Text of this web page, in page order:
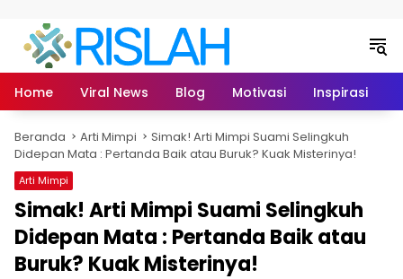
Home Viral News Blog Motivasi Inspirasi
Beranda Arti Mimpi
Simak! Arti Mimpi Suami Selingkuh
Didepan Mata : Pertanda Baik atau Buruk? Kuak Misterinya!
Arti Mimpi
Simak! Arti Mimpi Suami Selingkuh
Didepan Mata : Pertanda Baik atau
Buruk? Kuak Misterinya!